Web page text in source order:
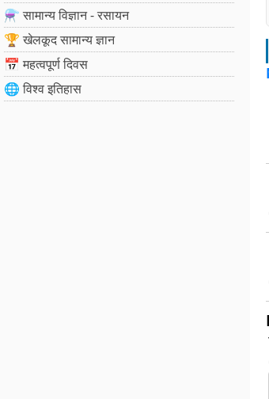
⚗️ सामान्य विज्ञान - रसायन
🏆 खेलकूद सामान्य ज्ञान
📅 महत्वपूर्ण दिवस
🌐 विश्व इतिहास